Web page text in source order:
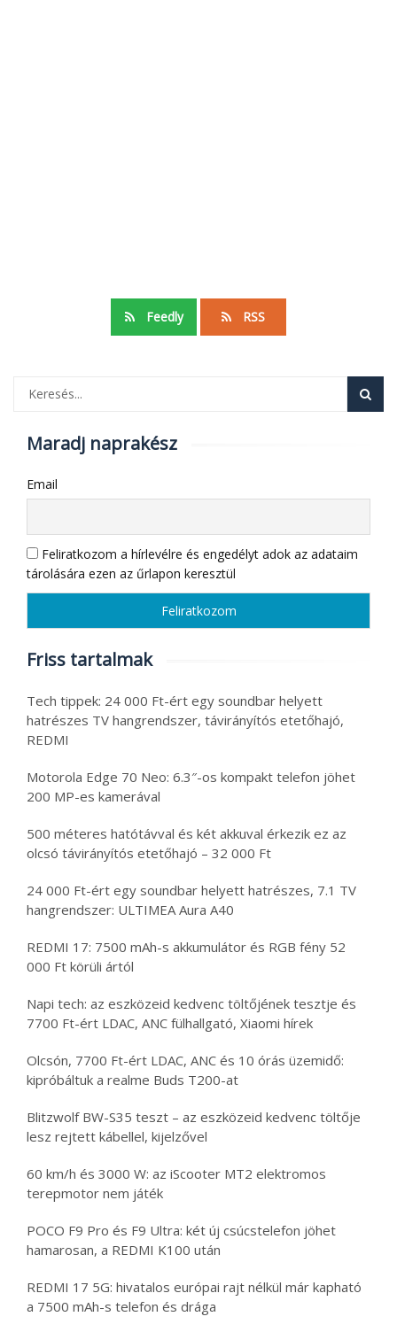
Feedly RSS
Maradj naprakész
Email
Feliratkozom a hírlevélre és engedélyt adok az adataim
tárolására ezen az űrlapon keresztül
Friss tartalmak
Tech tippek: 24 000 Ft-ért egy soundbar helyett
hatrészes TV hangrendszer, távirányítós etetőhajó,
REDMI
Motorola Edge 70 Neo: 6.3″-os kompakt telefon jöhet
200 MP-es kamerával
500 méteres hatótávval és két akkuval érkezik ez az
olcsó távirányítós etetőhajó – 32 000 Ft
24 000 Ft-ért egy soundbar helyett hatrészes, 7.1 TV
hangrendszer: ULTIMEA Aura A40
REDMI 17: 7500 mAh-s akkumulátor és RGB fény 52
000 Ft körüli ártól
Napi tech: az eszközeid kedvenc töltőjének tesztje és
7700 Ft-ért LDAC, ANC fülhallgató, Xiaomi hírek
Olcsón, 7700 Ft-ért LDAC, ANC és 10 órás üzemidő:
kipróbáltuk a realme Buds T200-at
Blitzwolf BW-S35 teszt – az eszközeid kedvenc töltője
lesz rejtett kábellel, kijelzővel
60 km/h és 3000 W: az iScooter MT2 elektromos
terepmotor nem játék
POCO F9 Pro és F9 Ultra: két új csúcstelefon jöhet
hamarosan, a REDMI K100 után
REDMI 17 5G: hivatalos európai rajt nélkül már kapható
a 7500 mAh-s telefon és drága